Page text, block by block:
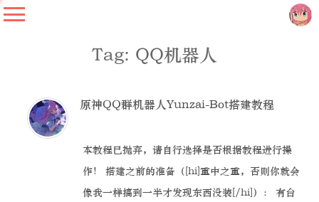
Tag: QQ机器人
原神QQ群机器人Yunzai-Bot搭建教程
本教程已抛弃，请自行选择是否根据教程进行操
作！ 搭建之前的准备（[hi]重中之重，否则你就会
像我一样搞到一半才发现东西没装[/hi]）： 有台